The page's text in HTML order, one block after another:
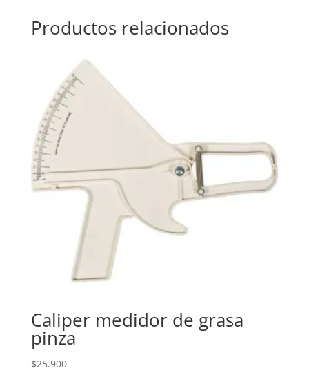
Productos relacionados
Caliper medidor de grasa
pinza
$25.900